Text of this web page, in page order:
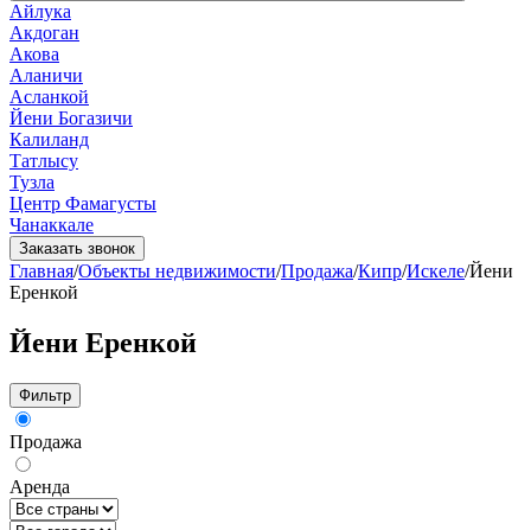
Айлука
Акдоган
Акова
Аланичи
Асланкой
Йени Богазичи
Калиланд
Татлысу
Тузла
Центр Фамагусты
Чанаккале
Заказать звонок
Главная/Объекты недвижимости/Продажа/Кипр/Искеле/Йени
Еренкой
Йени Еренкой
Фильтр
Продажа
Аренда